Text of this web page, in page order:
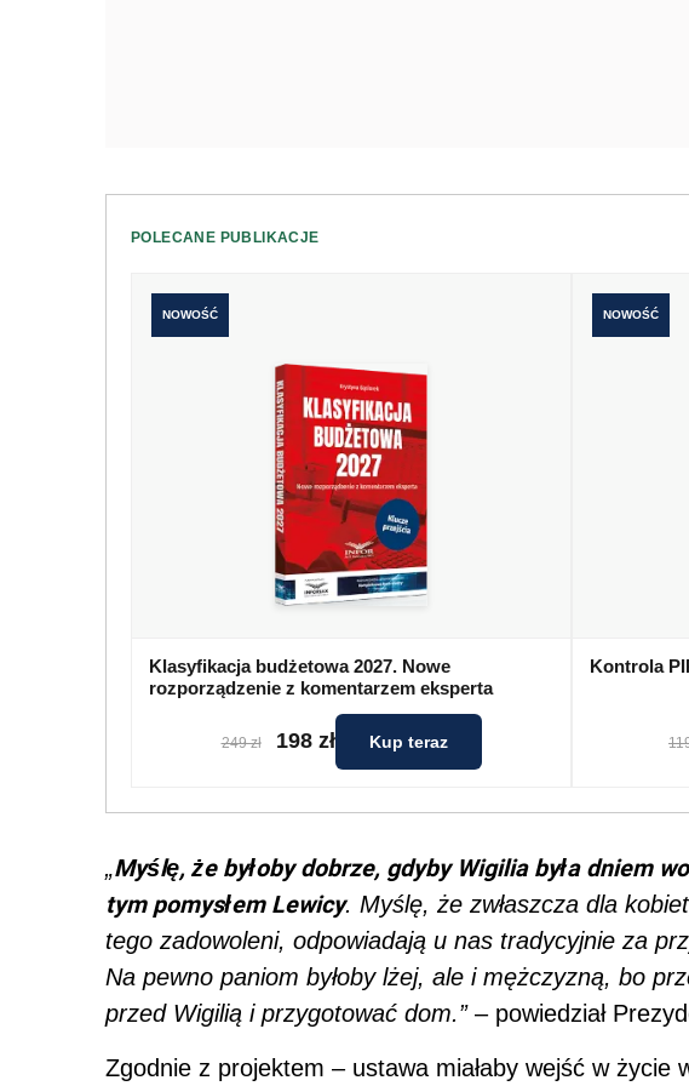
POLECANE PUBLIKACJE
NOWOŚĆ
Klasyfikacja budżetowa 2027. Nowe
rozporządzenie z komentarzem eksperta
249 zł 198 zł Kup teraz
NOWOŚĆ
Kontrola
„Myślę, że byłoby dobrze, gdyby Wigilia była dniem
tym pomysłem Lewicy. Myślę, że zwłaszcza dla
tego zadowoleni, odpowiadają u nas tradycyjnie za
Na pewno paniom byłoby lżej, ale i mężczyzną, bo
przed Wigilią i przygotować dom.” – powiedział
Zgodnie z projektem – ustawa miałaby wejść w życie